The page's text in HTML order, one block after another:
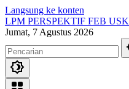
Langsung ke konten
LPM PERSPEKTIF FEB USK
Jumat, 7 Agustus 2026